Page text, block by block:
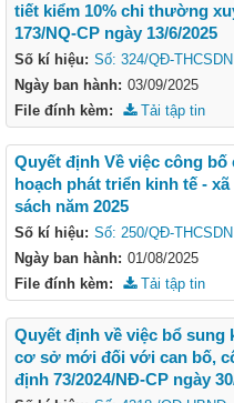
Số kí hiệu: Số: 324/QĐ-THCSDN
Ngày ban hành: 03/09/2025
tiết kiểm 10% chi thường
173/NQ-CP ngày 13/6/2025
File đính kèm: Tải tập tin
Số kí hiệu: Số: 250/QĐ-THCSDN
Ngày ban hành: 01/08/2025
Quyết định Về việc công
hoạch phát triển kinh tế -
sách năm 2025
File đính kèm: Tải tập tin
Quyết định về việc bổ
cơ sở mới đối với can bố,
định 73/2024/NĐ-CP ngày